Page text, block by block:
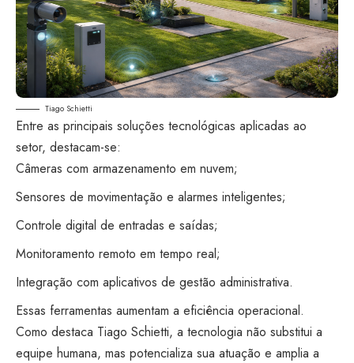
Tiago Schietti
Entre as principais soluções tecnológicas aplicadas ao
setor, destacam-se:
Câmeras com armazenamento em nuvem;
Sensores de movimentação e alarmes inteligentes;
Controle digital de entradas e saídas;
Monitoramento remoto em tempo real;
Integração com aplicativos de gestão administrativa.
Essas ferramentas aumentam a eficiência operacional.
Como destaca Tiago Schietti, a tecnologia não substitui a
equipe humana, mas potencializa sua atuação e amplia a